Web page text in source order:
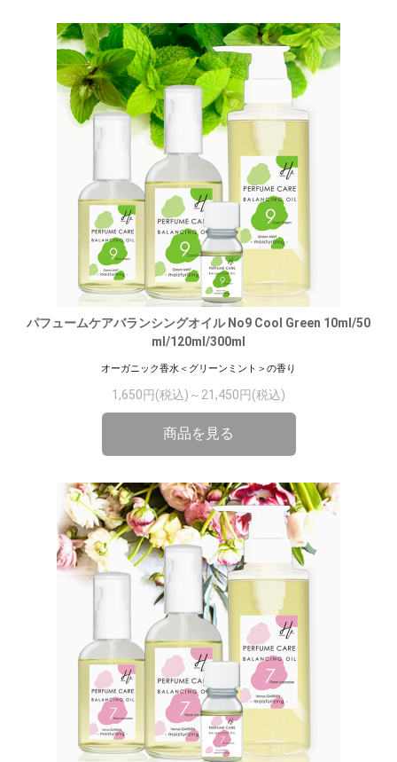
パフュームケアバランシングオイル No9 Cool Green 10ml/50
ml/120ml/300ml
オーガニック香水＜グリーンミント＞の香り
1,650円(税込)～21,450円(税込)
商品を見る